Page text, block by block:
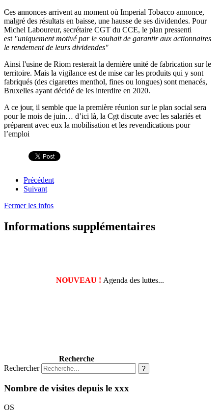
Ces annonces arrivent au moment où Imperial Tobacco annonce,
malgré des résultats en baisse, une hausse de ses dividendes. Pour
Michel Laboureur, secrétaire CGT du CCE, le plan pressenti
est "uniquement motivé par le souhait de garantir aux actionnaires
le rendement de leurs dividendes"
Ainsi l'usine de Riom resterait la dernière unité de fabrication sur le
territoire. Mais la vigilance est de mise car les produits qui y sont
fabriqués (des cigarettes menthol, fines ou longues) sont menacés,
Bruxelles ayant décidé de les interdire en 2020.
A ce jour, il semble que la première réunion sur le plan social sera
pour le mois de juin… d’ici là, la Cgt discute avec les salariés et
préparent avec eux la mobilisation et les revendications pour
l’emploi
Précédent
Suivant
Fermer les infos
Informations supplémentaires
NOUVEAU ! Agenda des luttes...
Recherche
Rechercher
?
Nombre de visites depuis le xxx
OS